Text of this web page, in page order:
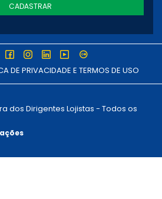
CADASTRAR
DE PRIVACIDADE E TERMOS DE USO
dos Dirigentes Lojistas - Todos os